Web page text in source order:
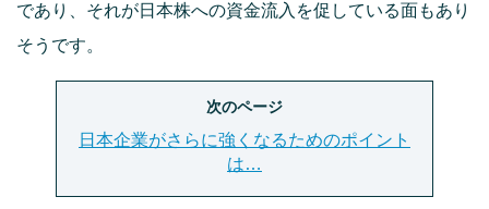
であり、それが日本株への資金流入を促している面もあり
そうです。
次のページ
日本企業がさらに強くなるためのポイント
は…